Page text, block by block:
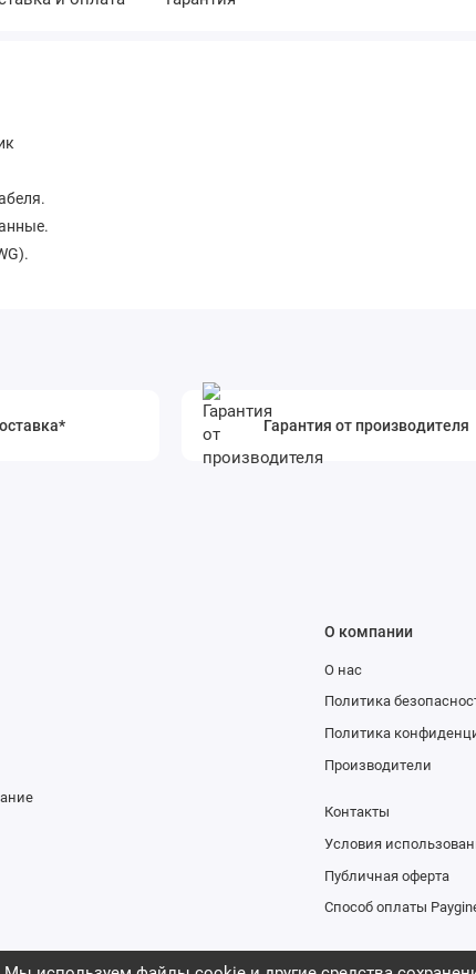
Гарантия от производителя
О компании
О нас
Политика
Политика
Производители
Контакты
Условия
Публичная оферта
Способ оплаты